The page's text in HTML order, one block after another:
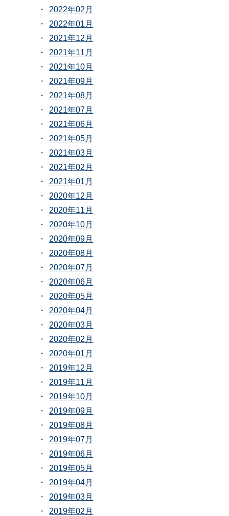
2022年02月
2022年01月
2021年12月
2021年11月
2021年10月
2021年09月
2021年08月
2021年07月
2021年06月
2021年05月
2021年03月
2021年02月
2021年01月
2020年12月
2020年11月
2020年10月
2020年09月
2020年08月
2020年07月
2020年06月
2020年05月
2020年04月
2020年03月
2020年02月
2020年01月
2019年12月
2019年11月
2019年10月
2019年09月
2019年08月
2019年07月
2019年06月
2019年05月
2019年04月
2019年03月
2019年02月